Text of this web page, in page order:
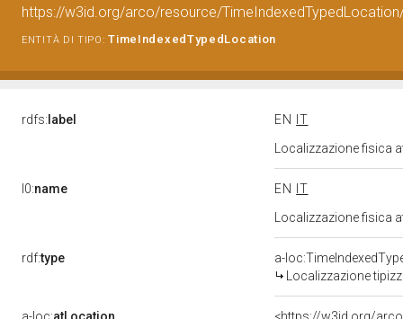
https://w3id.org/arco/resource/
ENTITÀ DI TIPO: TimeIndexedTypedLocation
rdfs: label EN
IT
Localizzazione fisica
l0:name EN
IT
Localizzazione fisica
rdf:type
a-
Localizzazione